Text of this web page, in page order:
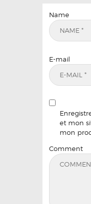
Name
E-mail
et mon
mon
Comment